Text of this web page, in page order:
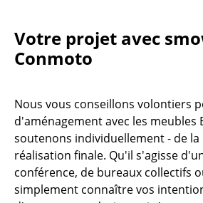
Étagères & Armoires
Bibliothèques
Buffets & Commodes
Meubles TV
Caissons roulants et Meubles
Votre projet avec
Conmoto
Nous vous conseillons volontiers
d'aménagement avec les meubles
soutenons individuellement - de
réalisation finale. Qu'il s'agisse
conférence, de bureaux collectifs
simplement connaître vos